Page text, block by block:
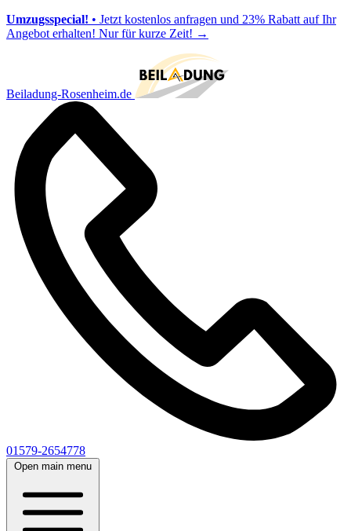
Umzugsspecial! • Jetzt kostenlos anfragen und 23% Rabatt auf Ihr
Angebot erhalten! Nur für kurze Zeit! →
Beiladung-Rosenheim.de
01579-2654778
Open main menu